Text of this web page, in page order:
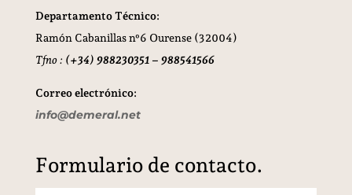
Departamento Técnico:
Ramón Cabanillas nº6 Ourense (32004)
Tfno : (+34) 988230351 – 988541566
Correo electrónico:
info@demeral.net
Formulario de contacto.